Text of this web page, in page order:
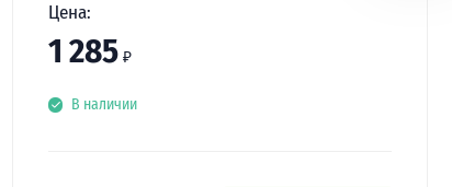
Цена:
1 285 ₽
В наличии